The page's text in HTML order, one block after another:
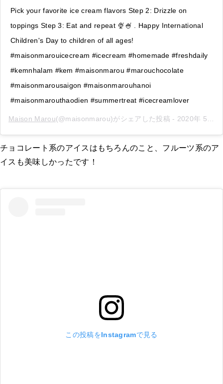
Pick your favorite ice cream flavors Step 2: Drizzle on
toppings Step 3: Eat and repeat 🍨🍧 . Happy International
Children's Day to children of all ages!
#maisonmarouicecream #icecream #homemade #freshdaily
#kemnhalam #kem #maisonmarou #marouchocolate
#maisonmarousaigon #maisonmarouhanoi
#maisonmarouthaodien #summertreat #icecreamlover
Maison Marou(@maisonmarou)がシェアした投稿 - 2020年 5月月31日午後9時35分PDT
チョコレート系のアイスはもちろんのこと、フルーツ系のア
イスも美味しかったです！
この投稿をInstagramで見る